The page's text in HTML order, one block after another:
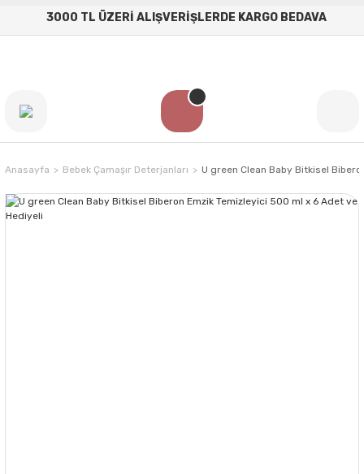
3000 TL ÜZERİ ALIŞVERİŞLERDE KARGO BEDAVA
Anasayfa Bebek Çamaşır Deterjanları U green Clean Baby Bitkisel